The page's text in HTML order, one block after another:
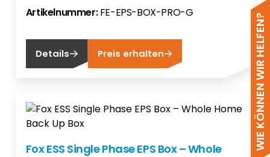
WIE KÖNNEN WIR HELFEN?
Artikelnummer:FE-EPS-BOX-PRO-G
Details Preis erhalten
Fox ESS Single Phase EPS Box – Whole